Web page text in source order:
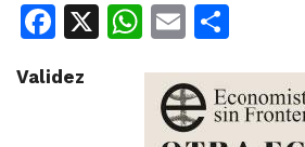
Facebook
X WhatsApp
Email
Validez